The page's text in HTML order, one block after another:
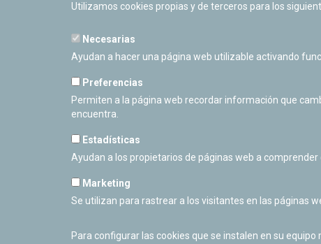
PLANETARIO DE PAMPLONA
Calle Sancho RamÃ­rez, s/n
Cerrado Temporalmente
Utilizamos cookies propias y de terceros para los
Necesarias
Ayudan a hacer una página web utilizable activando
Preferencias
Permiten a la página web recordar información que
encuentra.
Estadísticas
Ayudan a los propietarios de páginas web a
Marketing
Se utilizan para rastrear a los visitantes en las páginas
Para configurar las cookies que se instalen en su